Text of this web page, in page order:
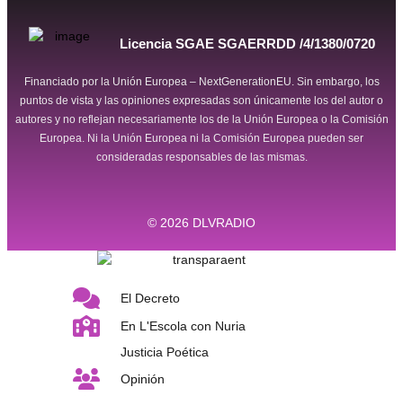
Licencia SGAE SGAERRDD /4/1380/0720
Financiado por la Unión Europea – NextGenerationEU. Sin embargo, los
puntos de vista y las opiniones expresadas son únicamente los del autor o
autores y no reflejan necesariamente los de la Unión Europea o la Comisión
Europea. Ni la Unión Europea ni la Comisión Europea pueden ser
consideradas responsables de las mismas.
© 2026 DLVRADIO
El Decreto
En L'Escola con Nuria
Justicia Poética
Opinión